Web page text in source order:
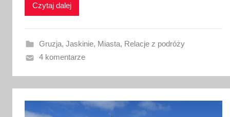
w
n
o
a
Czytaj dalej
Gruzja, Jaskinie, Miasta, Relacje z podróży
4 komentarze